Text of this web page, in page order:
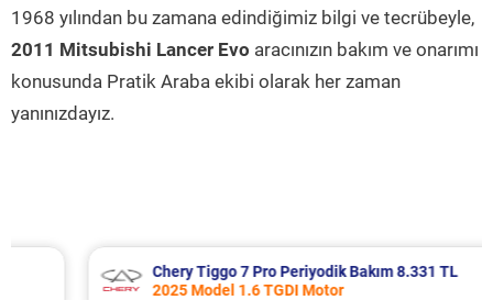
1968 yılından bu zamana edindiğimiz bilgi ve tecrübeyle,
2011 Mitsubishi Lancer Evo aracınızın bakım ve onarımı
konusunda Pratik Araba ekibi olarak her zaman
yanınızdayız.
Chery Tiggo 7 Pro Periyodik Bakım 8.331 TL
2025 Model 1.6 TGDI Motor